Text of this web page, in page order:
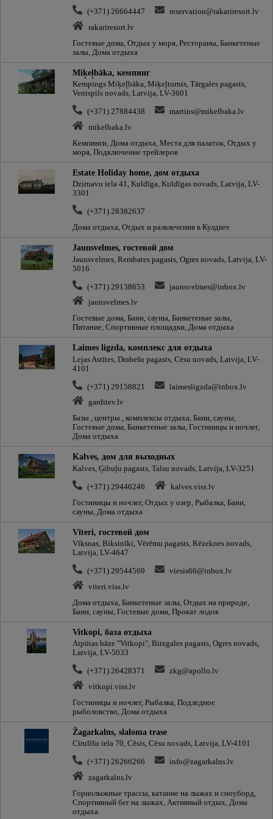
(+371) 26664447
reservation@rakariresort.lv
rakariresort.lv
Гостевые дома, Отдых у моря, Рестораны, Банкетeные
залы, Дома отдыха
Miķeļbāka, кемпинг
Kempings Miķeļbāka, Miķeļtornis, Tārgales pagasts,
Ventspils novads, Latvija, LV-3601
(+371) 27884438
martins@mikelbaka.lv
mikelbaka.lv
Кемпинги, Дома отдыха, Места для палаток, Отдых у
моря, Подключение трейлеров
Estate Holiday home, дом отдыха
Dzirnavu iela 41, Kuldīga, Kuldīgas novads, Latvija, LV-
3301
(+371) 28382637
Дома отдыха, Отдых и развлечения в Кулдиге
Jaunsvelmes, гостевой дом
Jaunsvelmes, Rembates pagasts, Ogres novads, Latvija, LV-
5016
(+371) 29138653
jaunsvelmes@inbox.lv
jaunsvelmes.lv
Гостевые дома, Бани, сауны, Банкетeные залы,
Питание, Спортивные площадки, Дома отдыха
Laimes ligzda, комплекс для отдыха
Lejas Astītes, Drabešu pagasts, Cēsu novads, Latvija, LV-
4101
(+371) 29158821
laimesligzda@inbox.lv
garditev.lv
Базы , центры , комплексы отдыха, Бани, сауны,
Гостевые дома, Банкетeные залы, Гостиницы и ночлег,
Дома отдыха
Kalves, дом для выходных
Kalves, Ģibuļu pagasts, Talsu novads, Latvija, LV-3251
(+371) 29446246
kalves.viss.lv
Гостиницы и ночлег, Отдых у озер, Рыбалка, Бани,
сауны, Дома отдыха
Vīteri, гостевой дом
Vīksnas, Biksinīki, Vērēmu pagasts, Rēzeknes novads,
Latvija, LV-4647
(+371) 29544569
viesis66@inbox.lv
viteri.viss.lv
Дома отдыха, Банкетeные залы, Отдых на природе,
Бани, сауны, Гостевые дома, Прокат лодок
Vitkopi, база отдыха
Atpūtas bāze "Vitkopi", Birzgales pagasts, Ogres novads,
Latvija, LV-5033
(+371) 26428371
zkg@apollo.lv
vitkopi.viss.lv
Гостиницы и ночлег, Рыбалка, Подледное
рыболовство, Дома отдыха
Žagarkalns, slaloma trase
Cīrulīšu iela 70, Cēsis, Cēsu novads, Latvija, LV-4101
(+371) 26266266
info@zagarkalns.lv
zagarkalns.lv
Горнолыжные трассы, катание на лыжах и сноуборд,
Спортивный бег на лыжах, Активный отдых, Дома
отдыха